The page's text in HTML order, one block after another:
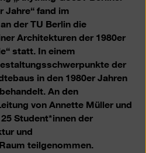
Jahre“ fand im
der TU Berlin die
Architekturen der 1980er
statt. In einem
der
in den 1980er Jahren
An den
von Annette Müller und
Student*innen der
und
teilgenommen.